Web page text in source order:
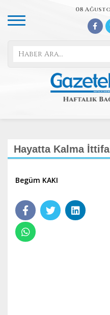
08
Hayatta Kalma
Begüm KAKI